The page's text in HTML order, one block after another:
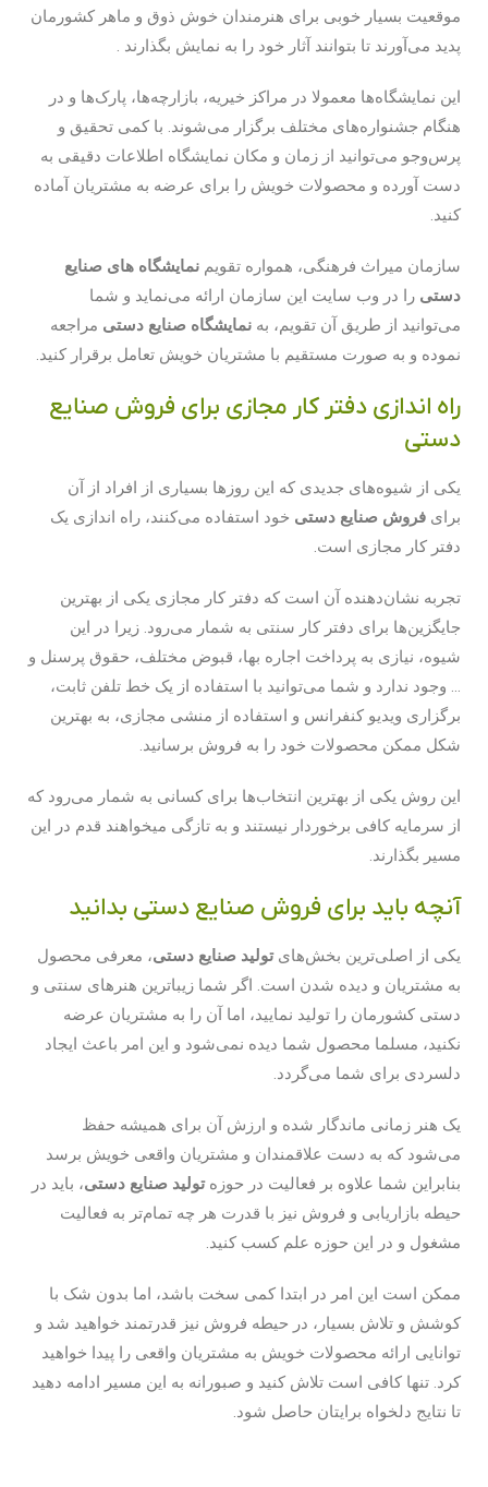
موقعیت بسیار خوبی برای هنرمندان خوش ذوق و ماهر کشورمان
پدید می‌آورند تا بتوانند آثار خود را به نمایش بگذارند .
این نمایشگاه‌ها معمولا در مراکز خیریه، بازارچه‌ها، پارک‌ها و در
هنگام جشنواره‌های مختلف برگزار می‌شوند. با کمی تحقیق و
پرس‌وجو می‌توانید از زمان و مکان نمایشگاه اطلاعات دقیقی به
دست آورده و محصولات خویش را برای عرضه به مشتریان آماده
کنید.
سازمان میراث فرهنگی، همواره تقویم نمایشگاه‌ های صنایع
دستی را در وب سایت این سازمان ارائه می‌نماید و شما
می‌توانید از طریق آن تقویم، به نمایشگاه صنایع دستی مراجعه
نموده و به صورت مستقیم با مشتریان خویش تعامل برقرار کنید.
راه اندازی دفتر کار مجازی برای فروش صنایع
دستی
یکی از شیوه‌های جدیدی که این روزها بسیاری از افراد از آن
برای فروش صنایع دستی خود استفاده می‌کنند، راه اندازی یک
دفتر کار مجازی است.
تجربه نشان‌دهنده آن است که دفتر کار مجازی یکی از بهترین
جایگزین‌ها برای دفتر کار سنتی به شمار می‌رود. زیرا در این
شیوه، نیازی به پرداخت اجاره بها، قبوض مختلف، حقوق پرسنل و
… وجود ندارد و شما می‌توانید با استفاده از یک خط تلفن ثابت،
برگزاری ویدیو کنفرانس و استفاده از منشی مجازی، به بهترین
شکل ممکن محصولات خود را به فروش برسانید.
این روش یکی از بهترین انتخاب‌ها برای کسانی به شمار می‌رود که
از سرمایه کافی برخوردار نیستند و به تازگی میخواهند قدم در این
مسیر بگذارند.
آنچه باید برای فروش صنایع دستی بدانید
یکی از اصلی‌ترین بخش‌‌هایتولید صنایع دستی، معرفی محصول
به مشتریان و دیده شدن است. اگر شما زیباترین هنرهای سنتی و
دستی کشورمان را تولید نمایید، اما آن را به مشتریان عرضه
نکنید، مسلما محصول شما دیده نمی‌شود و این امر باعث ایجاد
دلسردی برای شما می‌گردد.
یک هنر زمانی ماندگار شده و ارزش آن برای همیشه حفظ
می‌شود که به دست علاقمندان و مشتریان واقعی خویش برسد
بنابراین شما علاوه بر فعالیت در حوزهتولید صنایع دستی، باید در
حیطه بازاریابی و فروش نیز با قدرت هر چه تمام‌تر به فعالیت
مشغول و در این حوزه علم کسب کنید.
ممکن است این امر در ابتدا کمی سخت باشد، اما بدون شک با
کوشش و تلاش بسیار، در حیطه فروش نیز قدرتمند خواهید شد و
توانایی ارائه محصولات خویش به مشتریان واقعی را پیدا خواهید
کرد. تنها کافی است تلاش کنید و صبورانه به این مسیر ادامه دهید
تا نتایج دلخواه برایتان حاصل شود.